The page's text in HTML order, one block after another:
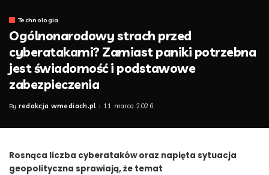
Technologia
Ogólnonarodowy strach przed
cyberatakami? Zamiast paniki potrzebna
jest świadomość i podstawowe
zabezpieczenia
Posted
By redakcja wmediach.pl 11 marca 2026
Rosnąca liczba cyberataków oraz napięta sytuacja
geopolityczna sprawiają, że temat